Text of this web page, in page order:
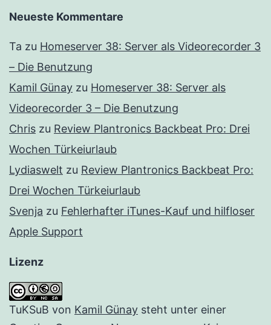
Neueste Kommentare
Ta zu Homeserver 38: Server als Videorecorder 3
– Die Benutzung
Kamil Günay zu Homeserver 38: Server als
Videorecorder 3 – Die Benutzung
Chris zu Review Plantronics Backbeat Pro: Drei
Wochen Türkeiurlaub
Lydiaswelt zu Review Plantronics Backbeat Pro:
Drei Wochen Türkeiurlaub
Svenja zu Fehlerhafter iTunes-Kauf und hilfloser
Apple Support
Lizenz
TuKSuB von Kamil Günay steht unter einer